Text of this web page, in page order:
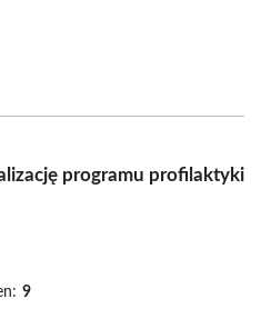
programu profilaktyki
9